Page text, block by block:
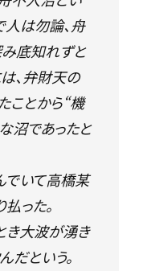
は勿論、舟
み底知れずと
、弁財天の
ことから“機
沼であったと
でいて高橋某
った。
き大波が湧き
という。